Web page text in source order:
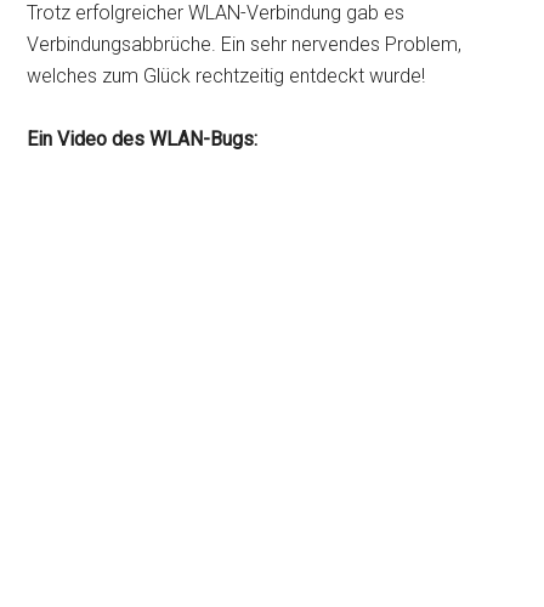
Trotz erfolgreicher WLAN-Verbindung gab es
Verbindungsabbrüche. Ein sehr nervendes Problem,
welches zum Glück rechtzeitig entdeckt wurde!
Ein Video des WLAN-Bugs: